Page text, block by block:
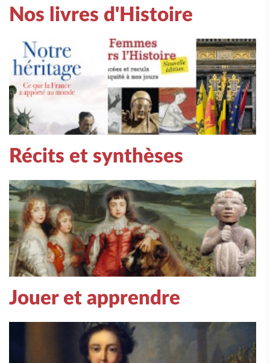
Nos livres d'Histoire
Récits et synthèses
Jouer et apprendre